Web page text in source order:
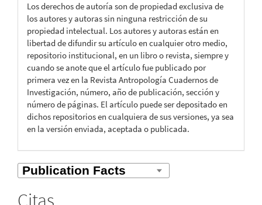
Los derechos de autoría son de propiedad exclusiva de
los autores y autoras sin ninguna restricción de su
propiedad intelectual. Los autores y autoras están en
libertad de difundir su artículo en cualquier otro medio,
repositorio institucional, en un libro o revista, siempre y
cuando se anote que el artículo fue publicado por
primera vez en la Revista Antropología Cuadernos de
Investigación, número, año de publicación, sección y
número de páginas. El artículo puede ser depositado en
dichos repositorios en cualquiera de sus versiones, ya sea
en la versión enviada, aceptada o publicada.
Citas